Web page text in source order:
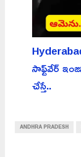
సాఫ్ట్‌వేర్
చేస్తే..
ANDHRA PRADESH